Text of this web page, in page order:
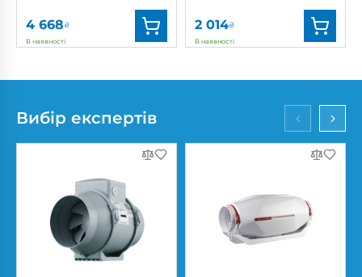
4 668₴
В наявності
Артикул:0687908677
Потужність: 42, 50 Вт
32, 44 дБ(А)
2 014₴
В наявності
Артикул: 0688226023
125 мм
Вибір експертів